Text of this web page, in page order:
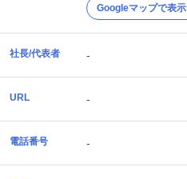
Googleマップで表示
社長/代表者 -
URL -
電話番号 -